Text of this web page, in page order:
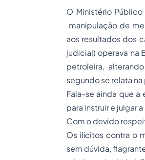
O Ministério
manipulação de
aos resultados dos
judicial) operava na
petroleira,
segundo se relata
Fala-se ainda que a
para instruir e julgar
Com o devido
Os ilícitos contra o
sem dúvida,